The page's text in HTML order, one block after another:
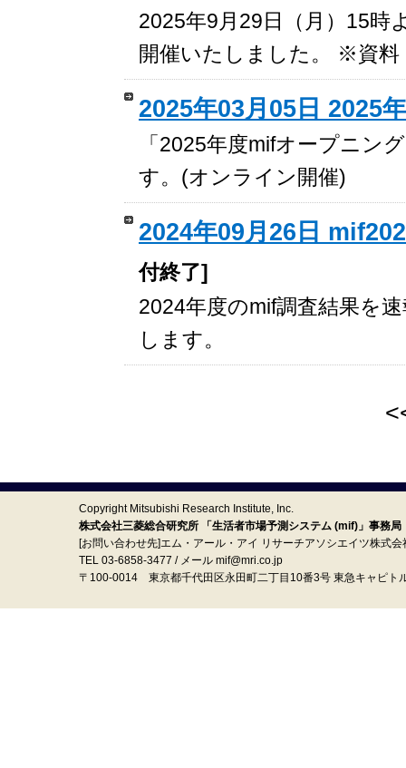
2025年9月29日（月）15時
開催いたしました。 ※資料
2025年03月05日 2025
「2025年度mifオープニン
す。(オンライン開催)
2024年09月26日
付終了]
2024年度のmif調査結果を
します。
Copyright Mitsubishi Research Institute, Inc.
株式会社三菱総合研究所 「生活者市場予測システム (mif)」事務局
[お問い合わせ先]エム・アール・アイ リサーチアソシエイツ株式会
TEL 03-6858-3477 / メール mif@mri.co.jp
〒100‐0014 東京都千代田区永田町二丁目10番3号 東急キャピト